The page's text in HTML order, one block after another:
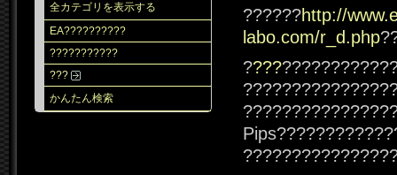
全カテゴリを表示する
EA??????????
???????????
???
かんたん検索
??????http://
labo.com/r_d.php
????